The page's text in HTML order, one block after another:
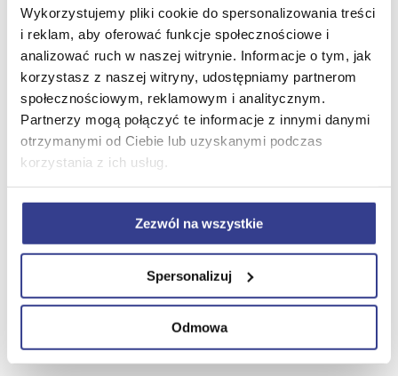
Wykorzystujemy pliki cookie do spersonalizowania treści
i reklam, aby oferować funkcje społecznościowe i
analizować ruch w naszej witrynie. Informacje o tym, jak
korzystasz z naszej witryny, udostępniamy partnerom
społecznościowym, reklamowym i analitycznym.
Partnerzy mogą połączyć te informacje z innymi danymi
otrzymanymi od Ciebie lub uzyskanymi podczas
korzystania z ich usług.
Zezwól na wszystkie
Spersonalizuj
Odmowa
Zamów rozmowę z doradcą
Dowiedz się więcej
Szczegółowe informacje V
Zapisz się